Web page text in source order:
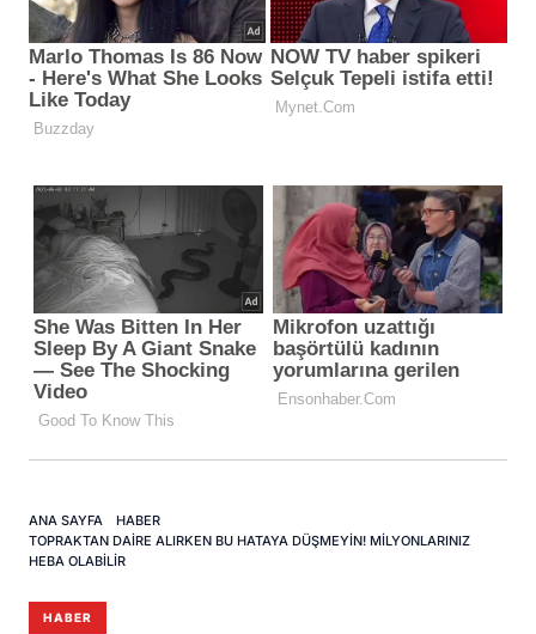
ANA SAYFA
HABER
TOPRAKTAN DAIRE ALIRKEN BU HATAYA DÜŞMEYIN! MILYONLARINIZ
HEBA OLABILIR
HABER